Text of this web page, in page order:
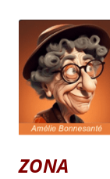
ZONA